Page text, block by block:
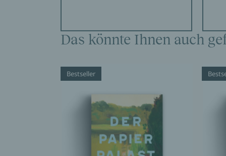
Das könnte Ihnen auch
Bestseller